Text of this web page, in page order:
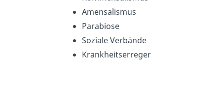
Amensalismus
Parabiose
Soziale Verbände
Krankheitserreger